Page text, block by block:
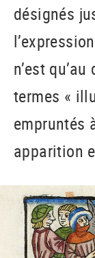
désignés
n’est
termes «
empruntés
apparition